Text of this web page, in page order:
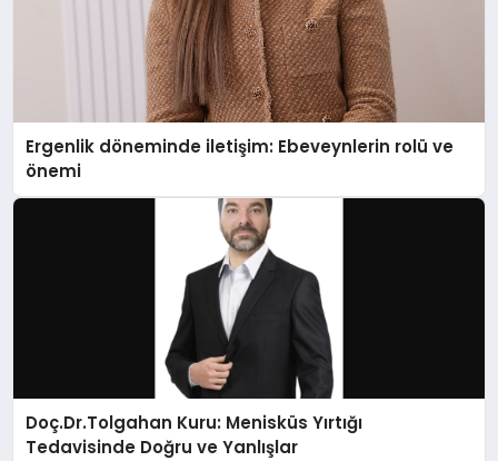
Ergenlik döneminde iletişim: Ebeveynlerin rolü ve
önemi
Doç.Dr.Tolgahan Kuru: Menisküs Yırtığı
Tedavisinde Doğru ve Yanlışlar